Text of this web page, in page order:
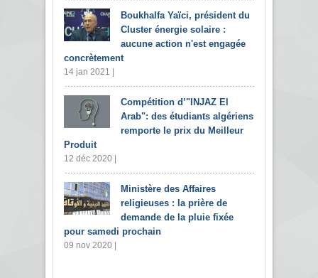
Boukhalfa Yaïci, président du
Cluster énergie solaire :
aucune action n'est engagée
concrètement
14 jan 2021 |
Compétition d’"INJAZ El
Arab": des étudiants algériens
remporte le prix du Meilleur
Produit
12 déc 2020 |
Ministère des Affaires
religieuses : la prière de
demande de la pluie fixée
pour samedi prochain
09 nov 2020 |